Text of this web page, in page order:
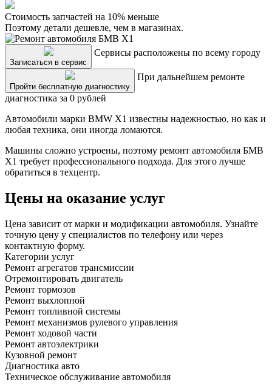
Стоимость запчастей на 10% меньше
Поэтому детали дешевле, чем в магазинах.
Записаться в сервис
Сервисы расположены по всему городу
Пройти бесплатную диагностику
При дальнейшем ремонте
диагностика за 0 рублей
Автомобили марки BMW X1 известны надежностью, но как и
любая техника, они иногда ломаются.
Машины сложно устроены, поэтому ремонт автомобиля БМВ
X1 требует профессионального подхода. Для этого лучше
обратиться в техцентр.
Цены на оказание услуг
Цена зависит от марки и модификации автомобиля. Узнайте
точную цену у специалистов по телефону или через
контактную форму.
Категории услуг
Ремонт агрегатов трансмиссии
Отремонтировать двигатель
Ремонт тормозов
Ремонт выхлопной
Ремонт топливной системы
Ремонт механизмов рулевого управления
Ремонт ходовой части
Ремонт автоэлектрики
Кузовной ремонт
Диагностика авто
Техническое обслуживание автомобиля